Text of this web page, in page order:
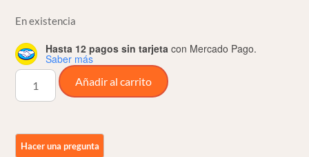
En existencia
Hasta 12 pagos sin tarjeta con Mercado Pago.
Saber más
Tapon
Añadir al carrito